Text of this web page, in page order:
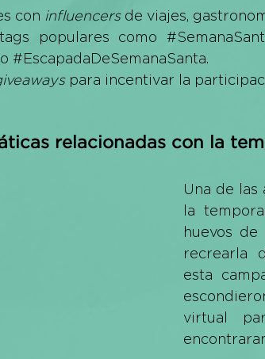
con influencers de viajes,
populares como
o #EscapadaDeSemanaSanta.
para incentivar la
relacionadas con la
Una de las
la
huevos
recrearla
esta
virtual